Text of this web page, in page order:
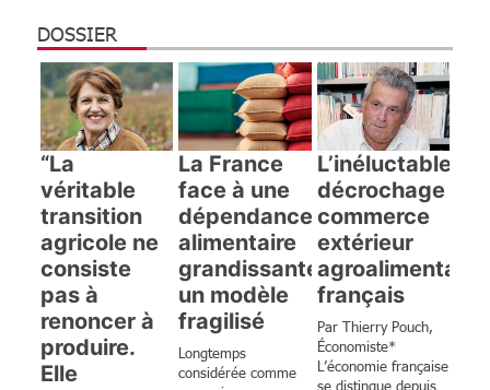
DOSSIER
“La
véritable
transition
agricole ne
consiste
pas à
renoncer à
produire.
Elle
La France
face à une
dépendance
alimentaire
grandissante :
un modèle
fragilisé
Longtemps
considérée comme
L’inéluctable
décrochage du
commerce
extérieur
agroalimentaire
français
Par Thierry Pouch,
Économiste*
L’économie française